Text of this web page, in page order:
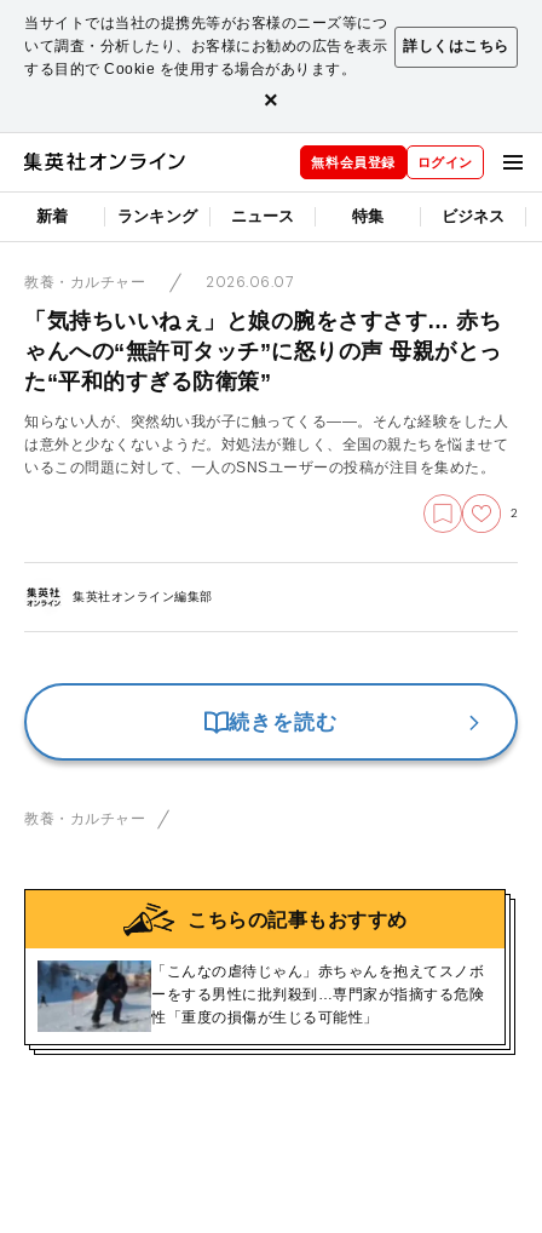
当サイトでは当社の提携先等がお客様のニーズ等につ
いて調査・分析したり、お客様にお勧めの広告を表示
する目的で Cookie を使用する場合があります。
詳しくはこちら
×
無料会員登録 ログイン
新着 ランキング ニュース 特集 ビジネス
教養・カルチャー 2026.06.07
「気持ちいいねぇ」と娘の腕をさすさす… 赤ち
ゃんへの“無許可タッチ”に怒りの声 母親がとっ
た“平和的すぎる防衛策”
知らない人が、突然幼い我が子に触ってくる――。そんな経験をした人
は意外と少なくないようだ。対処法が難しく、全国の親たちを悩ませて
いるこの問題に対して、一人のSNSユーザーの投稿が注目を集めた。
2
集英社オンライン編集部
続きを読む
教養・カルチャー
こちらの記事もおすすめ
「こんなの虐待じゃん」赤ちゃんを抱えてスノボ
ーをする男性に批判殺到…専門家が指摘する危険
性「重度の損傷が生じる可能性」